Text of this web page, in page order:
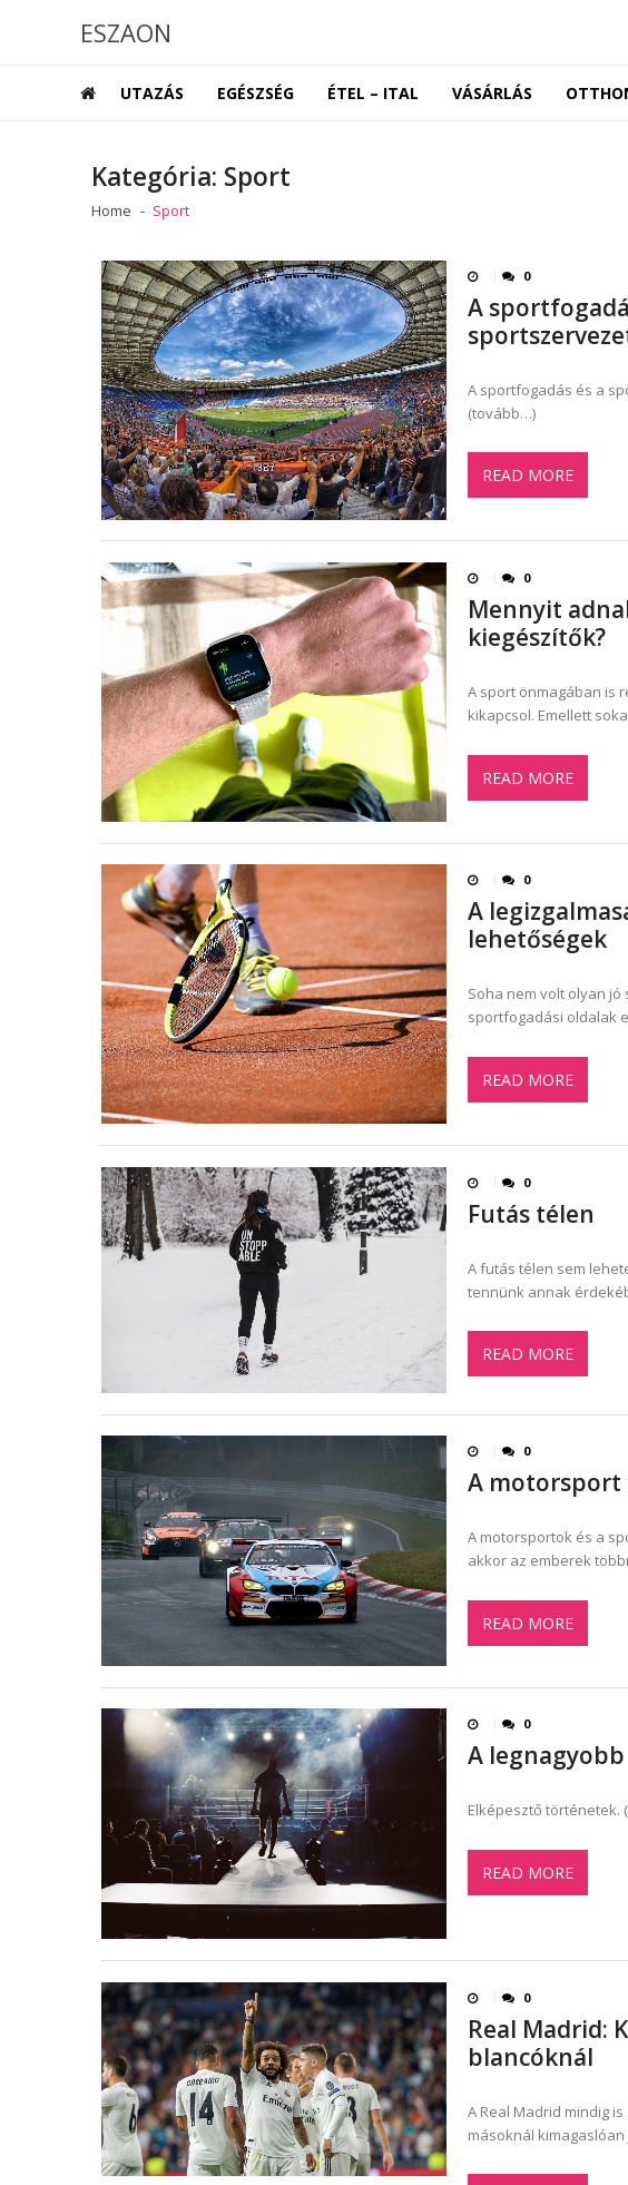
ESZAON
UTAZÁS EGÉSZSÉG ÉTEL – ITAL VÁSÁRLÁS
Kategória: Sport
Home Sport
0
A
A sportfogadás és a
(tovább…)
READ MORE
0
Mennyit
kiegészítők?
A sport önmagában is
kikapcsol. Emellett
READ MORE
0
A
lehetőségek
Soha nem volt olyan
sportfogadási oldalak
READ MORE
0
Futás télen
A futás télen sem
tennünk annak
READ MORE
0
A motorsport
A motorsportok és a
akkor az emberek
READ MORE
0
A
Elképesztő történetek.
READ MORE
0
Real Madrid:
blancóknál
A Real Madrid mindig
másoknál